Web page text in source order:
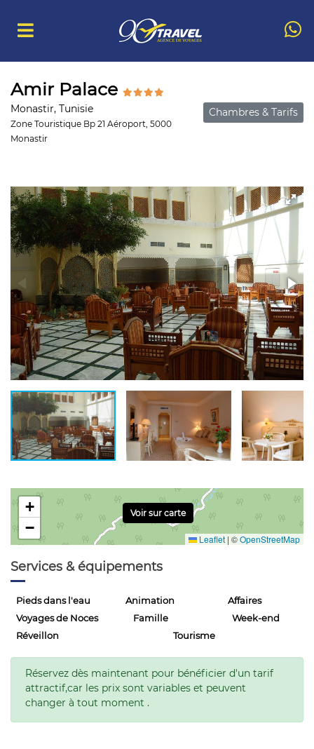
Amir Palace
Monastir, Tunisie
Zone Touristique Bp 21 Aéroport, 5000
Monastir
Chambres & Tarifs
+
−
Leaflet | ©OpenStreetMap
Voir sur carte
Services & équipements
Pieds dans l'eau Animation
Affaires
Voyages de Noces
Famille
Week-end
Réveillon
Tourisme
Réservez dès maintenant pour bénéficier d'un tarif
attractif,car les prix sont variables et peuvent
changer à tout moment .